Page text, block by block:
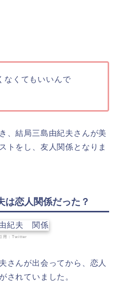
なくてもいいんで
、結局三島由紀夫さんが美
トをし、友人関係となりま
は恋人関係だった？
用：Twitter
さんが出会ってから、恋人
されていました。